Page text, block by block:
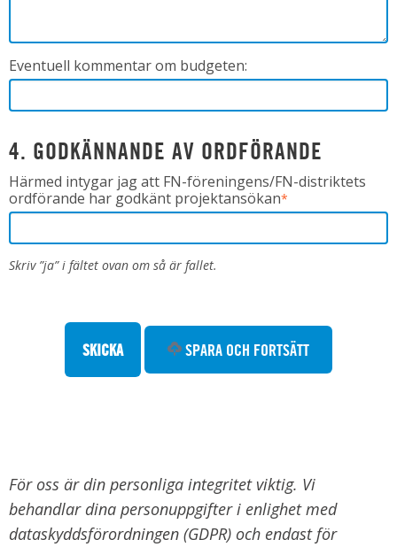
Eventuell kommentar om budgeten:
4. GODKÄNNANDE AV ORDFÖRANDE
Härmed intygar jag att FN-föreningens/FN-distriktets
ordförande har godkänt projektansökan*
Skriv ”ja” i fältet ovan om så är fallet.
SPARA OCH FORTSÄTT
För oss är din personliga integritet viktig. Vi
behandlar dina personuppgifter i enlighet med
dataskyddsförordningen (GDPR) och endast för